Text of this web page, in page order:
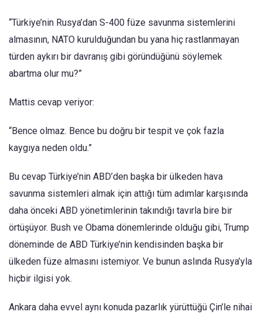
“Türkiye’nin Rusya’dan S-400 füze savunma sistemlerini
almasının, NATO kurulduğundan bu yana hiç rastlanmayan
türden aykırı bir davranış gibi göründüğünü söylemek
abartma olur mu?”
Mattis cevap veriyor:
“Bence olmaz. Bence bu doğru bir tespit ve çok fazla
kaygıya neden oldu.”
Bu cevap Türkiye’nin ABD’den başka bir ülkeden hava
savunma sistemleri almak için attığı tüm adımlar karşısında
daha önceki ABD yönetimlerinin takındığı tavırla bire bir
örtüşüyor. Bush ve Obama dönemlerinde olduğu gibi, Trump
döneminde de ABD Türkiye’nin kendisinden başka bir
ülkeden füze almasını istemiyor. Ve bunun aslında Rusya’yla
hiçbir ilgisi yok.
Ankara daha evvel aynı konuda pazarlık yürüttüğü Çin’le nihai